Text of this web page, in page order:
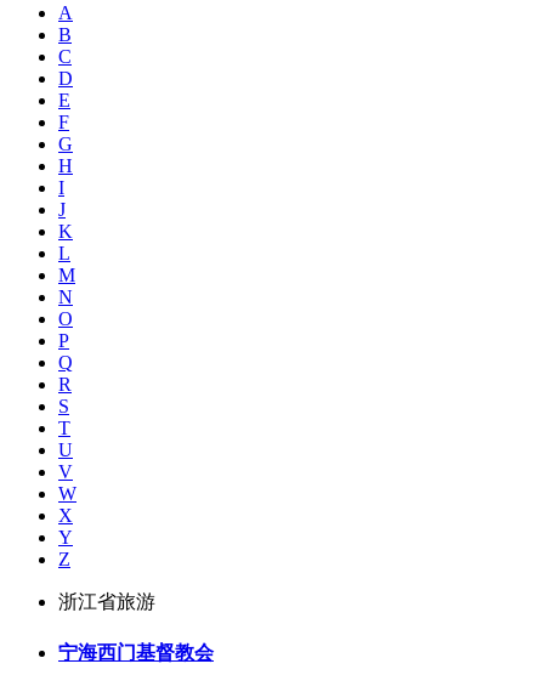
A
B
C
D
E
F
G
H
I
J
K
L
M
N
O
P
Q
R
S
T
U
V
W
X
Y
Z
浙江省旅游
宁海西门基督教会